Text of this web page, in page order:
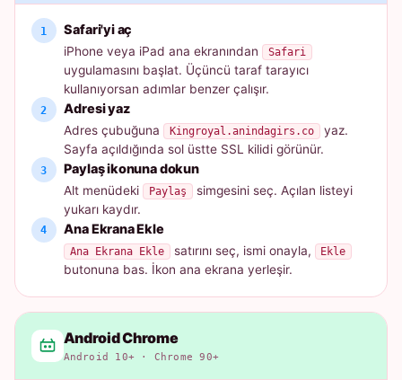
Safari'yi aç
iPhone veya iPad ana ekranından Safari
uygulamasını başlat. Üçüncü taraf tarayıcı
kullanıyorsan adımlar benzer çalışır.
Adresi yaz
Adres çubuğuna Kingroyal.anindagirs.co
yaz.
Sayfa açıldığında sol üstte SSL kilidi görünür.
Paylaş ikonuna dokun
Alt menüdeki Paylaş
simgesini seç. Açılan listeyi
yukarı kaydır.
Ana Ekrana Ekle
Ana Ekrana Ekle satırını seç, ismi onayla, Ekle
butonuna bas. İkon ana ekrana yerleşir.
Android Chrome
Android 10+ · Chrome 90+